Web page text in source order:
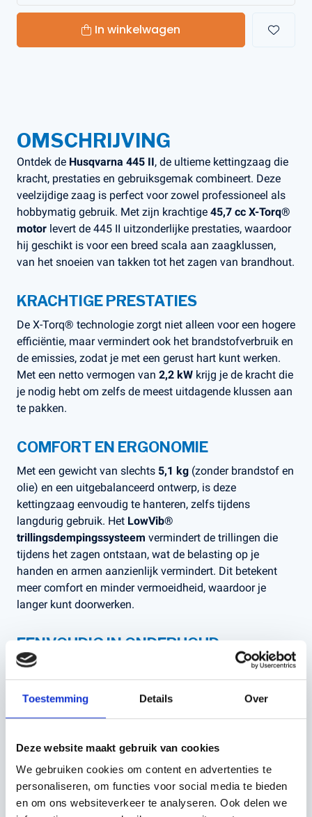
Toestemming Details Over
Deze website maakt gebruik van cookies
We gebruiken cookies om content en advertenties te
personaliseren, om functies voor social media te bieden
en om ons websiteverkeer te analyseren. Ook delen we
In winkelwagen
OMSCHRIJVING
Ontdek de Husqvarna 445 II, de ultieme kettingzaag die
kracht, prestaties en gebruiksgemak combineert. Deze
veelzijdige zaag is perfect voor zowel professioneel als
hobbymatig gebruik. Met zijn krachtige 45,7 cc X-Torq®
motor levert de 445 II uitzonderlijke prestaties, waardoor
hij geschikt is voor een breed scala aan zaagklussen,
van het snoeien van takken tot het zagen van brandhout.
KRACHTIGE PRESTATIES
De X-Torq® technologie zorgt niet alleen voor een hogere
efficiëntie, maar vermindert ook het brandstofverbruik en
de emissies, zodat je met een gerust hart kunt werken.
Met een netto vermogen van 2,2 kW krijg je de kracht die
je nodig hebt om zelfs de meest uitdagende klussen aan
te pakken.
COMFORT EN ERGONOMIE
Met een gewicht van slechts 5,1 kg (zonder brandstof en
olie) en een uitgebalanceerd ontwerp, is deze
kettingzaag eenvoudig te hanteren, zelfs tijdens
langdurig gebruik. Het LowVib®
trillingsdempingssysteem vermindert de trillingen die
tijdens het zagen ontstaan, wat de belasting op je
handen en armen aanzienlijk vermindert. Dit betekent
meer comfort en minder vermoeidheid, waardoor je
langer kunt doorwerken.
EENVOUDIG IN ONDERHOUD
De Husqvarna 445 II is ook ontworpen voor
gebruiksgemak. DeSmart Start®functie zorgt ervoor
dat je de kettingzaag met minimale inspanning kunt
starten. Met de gereedschapsloze kettingspanner kun je
klaar bent voor gebruik.
SPECIFICATIES